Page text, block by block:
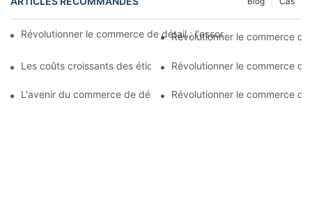
Révolutionner le commerce de détail : l'essor des étiquettes
Révolutionner le commerce
Les coûts croissants des étiquettes de prix électroniques :
Révolutionner le commerce
L'avenir du commerce de détail : adopter les étiquettes
Révolutionner le commerce